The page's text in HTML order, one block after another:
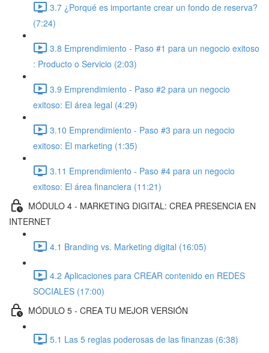
3.7 ¿Porqué es importante crear un fondo de reserva?
(7:24)
3.8 Emprendimiento - Paso #1 para un negocio exitoso
: Producto o Servicio (2:03)
3.9 Emprendimiento - Paso #2 para un negocio
exitoso: El área legal (4:29)
3.10 Emprendimiento - Paso #3 para un negocio
exitoso: El marketing (1:35)
3.11 Emprendimiento - Paso #4 para un negocio
exitoso: El área financiera (11:21)
MÓDULO 4 - MARKETING DIGITAL: CREA PRESENCIA EN
INTERNET
4.1 Branding vs. Marketing digital (16:05)
4.2 Aplicaciones para CREAR contenido en REDES
SOCIALES (17:00)
MÓDULO 5 - CREA TU MEJOR VERSIÓN
5.1 Las 5 reglas poderosas de las finanzas (6:38)